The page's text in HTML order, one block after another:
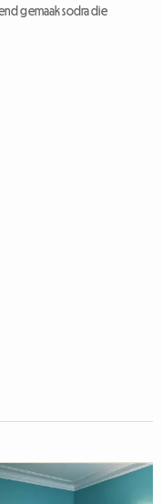
gemaak sodra die